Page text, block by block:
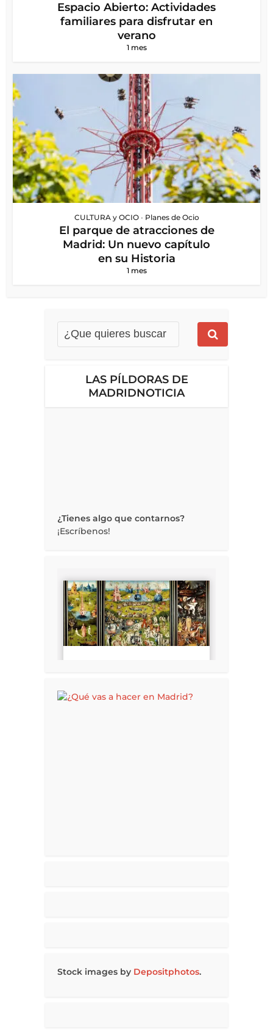
Espacio Abierto: Actividades
familiares para disfrutar en
verano
1 mes
CULTURA y OCIO • Planes de Ocio
El parque de atracciones de
Madrid: Un nuevo capítulo
en su Historia
1 mes
LAS PÍLDORAS DE
MADRIDNOTICIA
¿Tienes algo que contarnos?
¡Escríbenos!
Stock images by Depositphotos.